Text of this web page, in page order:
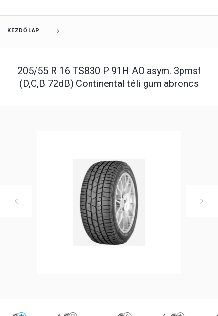
KEZDŐLAP
205/55 R 16 TS830 P 91H AO asym. 3pmsf
(D,C,B 72dB) Continental téli gumiabroncs